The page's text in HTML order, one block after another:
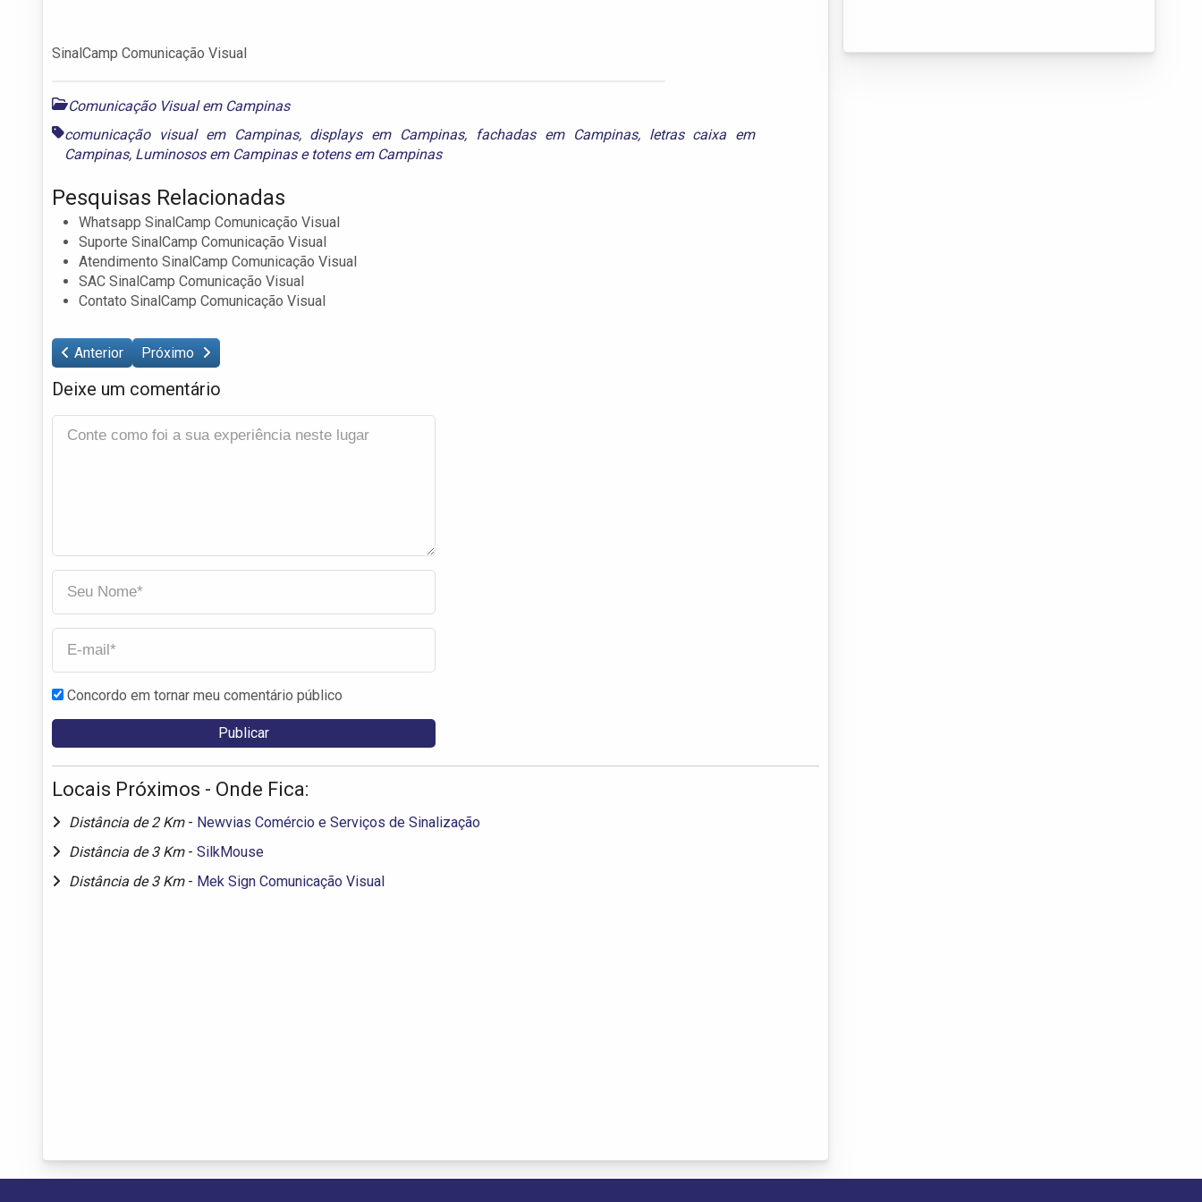
SinalCamp Comunicação Visual
Comunicação Visual em Campinas
comunicação visual em Campinas, displays em Campinas, fachadas em Campinas, letras caixa em
Campinas, Luminosos em Campinase totens em Campinas
Pesquisas Relacionadas
Whatsapp SinalCamp Comunicação Visual
Suporte SinalCamp Comunicação Visual
Atendimento SinalCamp Comunicação Visual
SAC SinalCamp Comunicação Visual
Contato SinalCamp Comunicação Visual
Anterior Próximo
Deixe um comentário
Concordo em tornar meu comentário público
Locais Próximos - Onde Fica:
Distância de 2 Km - Newvias Comércio e Serviços de Sinalização
Distância de 3 Km - SilkMouse
Distância de 3 Km - Mek Sign Comunicação Visual